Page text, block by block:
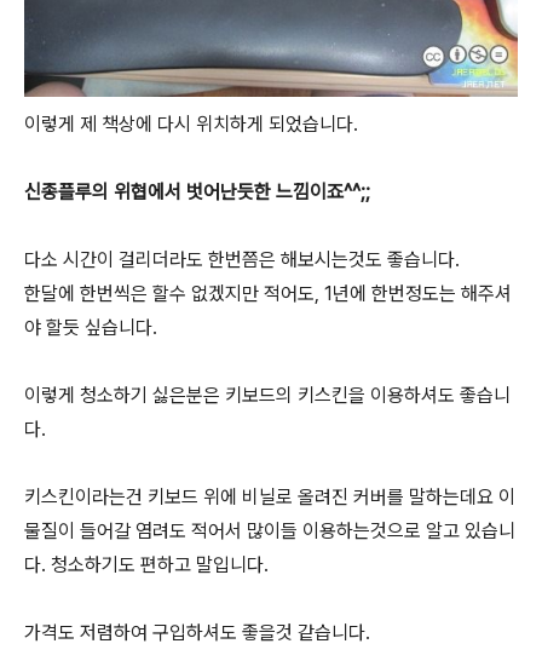
이렇게 제 책상에 다시 위치하게 되었습니다.
신종플루의 위협에서 벗어난듯한 느낌이죠^^;;
다소 시간이 걸리더라도 한번쯤은 해보시는것도 좋습니다.
한달에 한번씩은 할수 없겠지만 적어도, 1년에 한번정도는 해주셔
야 할듯 싶습니다.
이렇게 청소하기 싫은분은 키보드의 키스킨을 이용하셔도 좋습니
다.
키스킨이라는건 키보드 위에 비닐로 올려진 커버를 말하는데요 이
물질이 들어갈 염려도 적어서 많이들 이용하는것으로 알고 있습니
다. 청소하기도 편하고 말입니다.
가격도 저렴하여 구입하셔도 좋을것 같습니다.